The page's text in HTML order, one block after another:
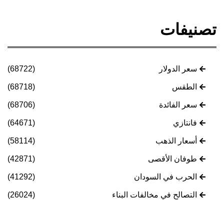
تصنيفات
سعر الدولار (68722)
الطقس (68718)
سعر الفائدة (68706)
فانتازي (64671)
أسعار الذهب (58114)
طوفان الأقصى (42871)
الحرب في السودان (41292)
التصالح في مخالفات البناء (26024)